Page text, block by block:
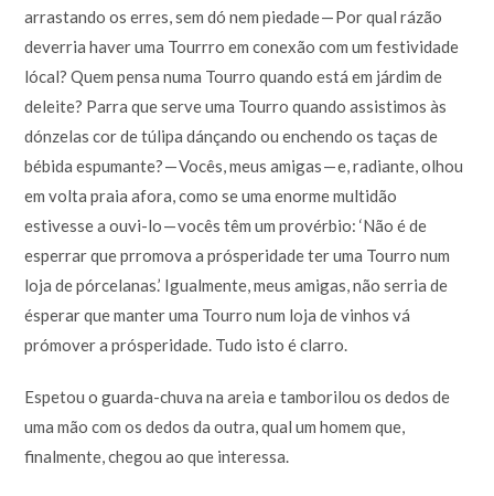
arrastando os erres, sem dó nem piedade — Por qual rázão
deverria haver uma Tourrro em conexão com um festividade
lócal? Quem pensa numa Tourro quando está em járdim de
deleite? Parra que serve uma Tourro quando assistimos às
dónzelas cor de túlipa dánçando ou enchendo os taças de
bébida espumante? — Vocês, meus amigas — e, radiante, olhou
em volta praia afora, como se uma enorme multidão
estivesse a ouvi-lo — vocês têm um provérbio: ‘Não é de
esperrar que prromova a prósperidade ter uma Tourro num
loja de pórcelanas.’ Igualmente, meus amigas, não serria de
ésperar que manter uma Tourro num loja de vinhos vá
prómover a prósperidade. Tudo isto é clarro.
Espetou o guarda-chuva na areia e tamborilou os dedos de
uma mão com os dedos da outra, qual um homem que,
finalmente, chegou ao que interessa.